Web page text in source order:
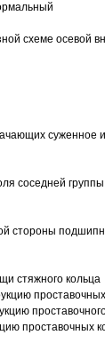
схеме осевой
соседней
стороны
стяжного кольца
проставочных